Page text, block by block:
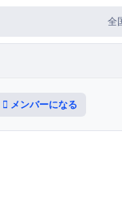
ラットフォーム
メンバーになる